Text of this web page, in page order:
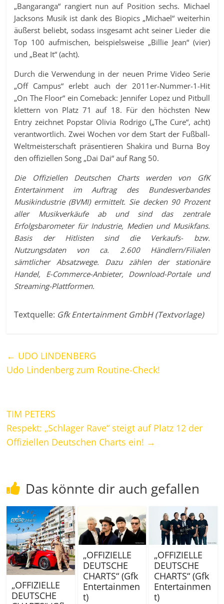
„Bangaranga“ rangiert nun auf Position sechs. Michael
Jacksons Musik ist dank des Biopics „Michael“ weiterhin
äußerst beliebt, sodass insgesamt acht seiner Lieder die
Top 100 aufmischen, beispielsweise „Billie Jean“ (vier)
und „Beat It“ (acht).
Durch die Verwendung in der neuen Prime Video Serie
„Off Campus“ erlebt auch der 2011er-Nummer-1-Hit
„On The Floor“ ein Comeback: Jennifer Lopez und Pitbull
klettern von Platz 71 auf 18. Für den höchsten New
Entry zeichnet Popstar Olivia Rodrigo („The Cure“, acht)
verantwortlich. Zwei Wochen vor dem Start der Fußball-
Weltmeisterschaft präsentieren Shakira und Burna Boy
den offiziellen Song „Dai Dai“ auf Rang 50.
Die Offiziellen Deutschen Charts werden von GfK
Entertainment im Auftrag des Bundesverbandes
Musikindustrie (BVMI) ermittelt. Sie decken 90 Prozent
aller Musikverkäufe ab und sind das zentrale
Erfolgsbarometer für Industrie, Medien und Musikfans.
Basis der Hitlisten sind die Verkaufs- bzw.
Nutzungsdaten von ca. 2.600 Händlern/Filialen
sämtlicher Absatzwege. Dazu zählen der stationäre
Handel, E-Commerce-Anbieter, Download-Portale und
Streaming-Plattformen.
Textquelle: Gfk Entertainment GmbH (Textvorlage)
← UDO LINDENBERG
Udo Lindenberg zum Routine-Check!
TIM PETERS
Respekt: „Schlager Rave“ steigt auf Platz 12 der
Offiziellen Deutschen Charts ein! →
Das könnte dir auch gefallen
„OFFIZIELLE
DEUTSCHE
„OFFIZIELLE
DEUTSCHE
CHARTS“ (Gfk
Entertainmen
t)
„OFFIZIELLE
DEUTSCHE
CHARTS“ (Gfk
Entertainmen
t)